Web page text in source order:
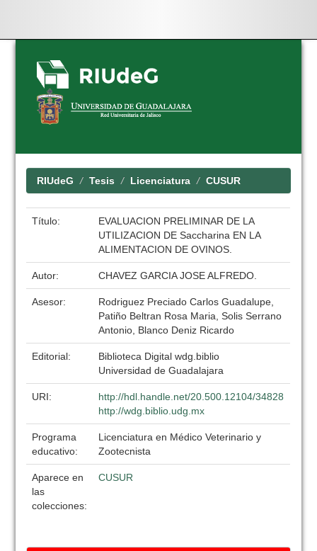
Skip
navigation
RIUdeG Tesis Licenciatura CUSUR
Título:
EVALUACION PRELIMINAR DE LA
UTILIZACION DE Saccharina EN LA
ALIMENTACION DE OVINOS.
Autor: CHAVEZ GARCIA JOSE ALFREDO.
Asesor:
Rodriguez Preciado Carlos Guadalupe,
Patiño Beltran Rosa Maria, Solis Serrano
Antonio, Blanco Deniz Ricardo
Editorial:
Biblioteca Digital wdg.biblio
Universidad de Guadalajara
URI:
http://hdl.handle.net/20.500.12104/34828
http://wdg.biblio.udg.mx
Programa
educativo:
Licenciatura en Médico Veterinario y
Zootecnista
Aparece en
las
colecciones:
CUSUR